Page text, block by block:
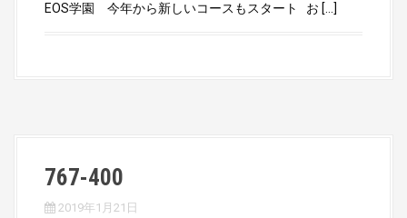
EOS学園 今年から新しいコースもスタート お […]
767-400
2019年1月21日